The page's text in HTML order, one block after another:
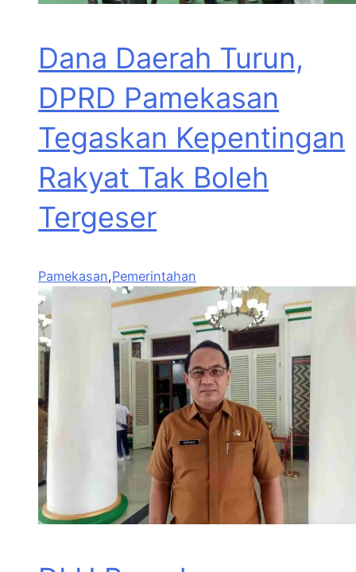
Dana Daerah Turun,
DPRD Pamekasan
Tegaskan Kepentingan
Rakyat Tak Boleh
Tergeser
Pamekasan,Pemerintahan